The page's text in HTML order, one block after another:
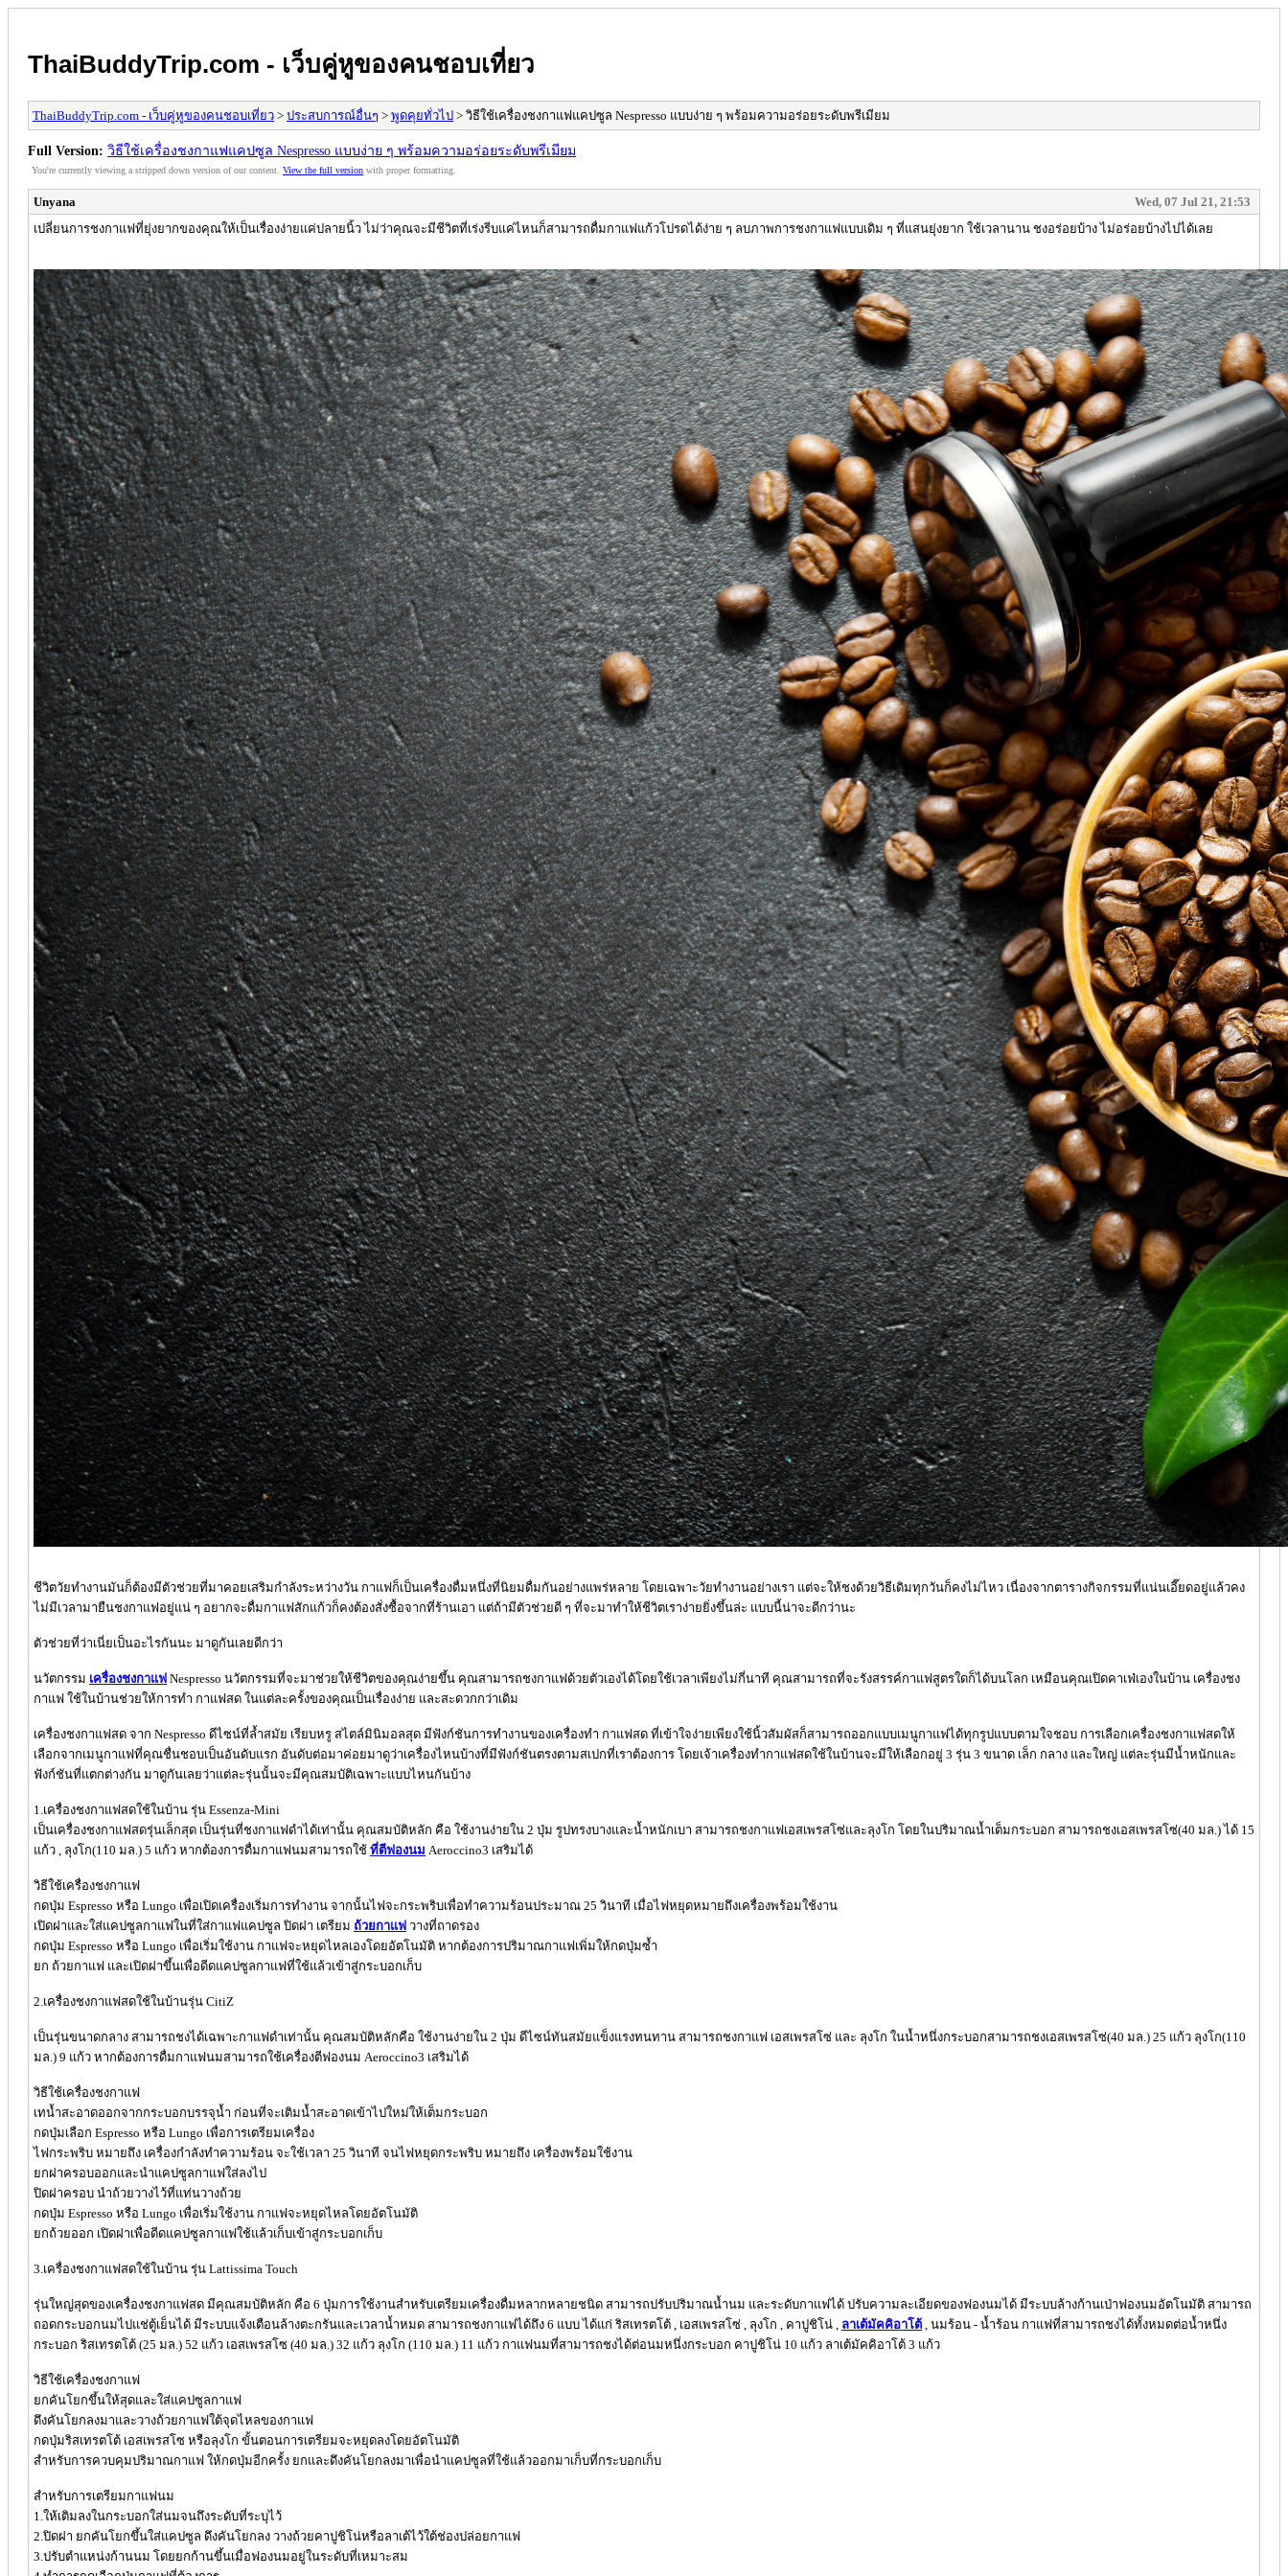
ThaiBuddyTrip.com - เว็บคู่หูของคนชอบเที่ยว
ThaiBuddyTrip.com - เว็บคู่หูของคนชอบเที่ยว > ประสบการณ์อื่นๆ > พูดคุยทั่วไป > วิธีใช้เครื่องชงกาแฟแคปซูล Nespresso แบบง่าย ๆ พร้อมความอร่อยระดับพรีเมียม
Full Version: วิธีใช้เครื่องชงกาแฟแคปซูล Nespresso แบบง่าย ๆ พร้อมความอร่อยระดับพรีเมียม
You're currently viewing a stripped down version of our content. View the full version with proper formatting.
Unyana
Wed, 07 Jul 21, 21:53
เปลี่ยนการชงกาแฟที่ยุ่งยากของคุณให้เป็นเรื่องง่ายแค่ปลายนิ้ว ไม่ว่าคุณจะมีชีวิตที่เร่งรีบแค่ไหนก็สามารถดื่มกาแฟแก้วโปรดได้ง่าย ๆ ลบภาพการชงกาแฟแบบเดิม ๆ ที่แสนยุ่งยาก ใช้เวลานาน ชงอร่อยบ้าง ไม่อร่อยบ้างไปได้เลย
ชีวิตวัยทำงานมันก็ต้องมีตัวช่วยที่มาคอยเสริมกำลังระหว่างวัน กาแฟก็เป็นเครื่องดื่มหนึ่งที่นิยมดื่มกันอย่างแพร่หลาย โดยเฉพาะวัยทำงานอย่างเรา แต่จะให้ชงด้วยวิธีเดิมทุกวันก็คงไม่ไหว เนื่องจากตารางกิจกรรมที่แน่นเอี๊ยดอยู่แล้วคง
ไม่มีเวลามายืนชงกาแฟอยู่แน่ ๆ อยากจะดื่มกาแฟสักแก้วก็คงต้องสั่งซื้อจากที่ร้านเอา แต่ถ้ามีตัวช่วยดี ๆ ที่จะมาทำให้ชีวิตเราง่ายยิ่งขึ้นล่ะ แบบนี้น่าจะดีกว่านะ
ตัวช่วยที่ว่าเนี่ยเป็นอะไรกันนะ มาดูกันเลยดีกว่า
นวัตกรรม เครื่องชงกาแฟ Nespresso นวัตกรรมที่จะมาช่วยให้ชีวิตของคุณง่ายขึ้น คุณสามารถชงกาแฟด้วยตัวเองได้โดยใช้เวลาเพียงไม่กี่นาที คุณสามารถที่จะรังสรรค์กาแฟสูตรใดก็ได้บนโลก เหมือนคุณเปิดคาเฟ่เองในบ้าน เครื่องชง
กาแฟ ใช้ในบ้านช่วยให้การทำ กาแฟสด ในแต่ละครั้งของคุณเป็นเรื่องง่าย และสะดวกกว่าเดิม
เครื่องชงกาแฟสด จาก Nespresso ดีไซน์ที่ล้ำสมัย เรียบหรู สไตล์มินิมอลสุด มีฟังก์ชันการทำงานของเครื่องทำ กาแฟสด ที่เข้าใจง่ายเพียงใช้นิ้วสัมผัสก็สามารถออกแบบเมนูกาแฟได้ทุกรูปแบบตามใจชอบ การเลือกเครื่องชงกาแฟสดให้
เลือกจากเมนูกาแฟที่คุณชื่นชอบเป็นอันดับแรก อันดับต่อมาค่อยมาดูว่าเครื่องไหนบ้างที่มีฟังก์ชันตรงตามสเปกที่เราต้องการ โดยเจ้าเครื่องทำกาแฟสดใช้ในบ้านจะมีให้เลือกอยู่ 3 รุ่น 3 ขนาด เล็ก กลาง และใหญ่ แต่ละรุ่นมีน้ำหนักและ
ฟังก์ชันที่แตกต่างกัน มาดูกันเลยว่าแต่ละรุ่นนั้นจะมีคุณสมบัติเฉพาะแบบไหนกันบ้าง
1.เครื่องชงกาแฟสดใช้ในบ้าน รุ่น Essenza-Mini
เป็นเครื่องชงกาแฟสดรุ่นเล็กสุด เป็นรุ่นที่ชงกาแฟดำได้เท่านั้น คุณสมบัติหลัก คือ ใช้งานง่ายใน 2 ปุ่ม รูปทรงบางและน้ำหนักเบา สามารถชงกาแฟเอสเพรสโซ่และลุงโก โดยในปริมาณน้ำเต็มกระบอก สามารถชงเอสเพรสโซ่(40 มล.) ได้ 15
แก้ว , ลุงโก(110 มล.) 5 แก้ว หากต้องการดื่มกาแฟนมสามารถใช้ ที่ตีฟองนม Aeroccino3 เสริมได้
วิธีใช้เครื่องชงกาแฟ
กดปุ่ม Espresso หรือ Lungo เพื่อเปิดเครื่องเริ่มการทำงาน จากนั้นไฟจะกระพริบเพื่อทำความร้อนประมาณ 25 วินาที เมื่อไฟหยุดหมายถึงเครื่องพร้อมใช้งาน
เปิดฝาและใส่แคปซูลกาแฟในที่ใส่กาแฟแคปซูล ปิดฝา เตรียม ถ้วยกาแฟ วางที่ถาดรอง
กดปุ่ม Espresso หรือ Lungo เพื่อเริ่มใช้งาน กาแฟจะหยุดไหลเองโดยอัตโนมัติ หากต้องการปริมาณกาแฟเพิ่มให้กดปุ่มซ้ำ
ยก ถ้วยกาแฟ และเปิดฝาขึ้นเพื่อดีดแคปซูลกาแฟที่ใช้แล้วเข้าสู่กระบอกเก็บ
2.เครื่องชงกาแฟสดใช้ในบ้านรุ่น CitiZ
เป็นรุ่นขนาดกลาง สามารถชงได้เฉพาะกาแฟดำเท่านั้น คุณสมบัติหลักคือ ใช้งานง่ายใน 2 ปุ่ม ดีไซน์ทันสมัยแข็งแรงทนทาน สามารถชงกาแฟ เอสเพรสโซ่ และ ลุงโก ในน้ำหนึ่งกระบอกสามารถชงเอสเพรสโซ่(40 มล.) 25 แก้ว ลุงโก(110
มล.) 9 แก้ว หากต้องการดื่มกาแฟนมสามารถใช้เครื่องตีฟองนม Aeroccino3 เสริมได้
วิธีใช้เครื่องชงกาแฟ
เทน้ำสะอาดออกจากกระบอกบรรจุน้ำ ก่อนที่จะเติมน้ำสะอาดเข้าไปใหม่ให้เต็มกระบอก
กดปุ่มเลือก Espresso หรือ Lungo เพื่อการเตรียมเครื่อง
ไฟกระพริบ หมายถึง เครื่องกำลังทำความร้อน จะใช้เวลา 25 วินาที จนไฟหยุดกระพริบ หมายถึง เครื่องพร้อมใช้งาน
ยกฝาครอบออกและนำแคปซูลกาแฟใส่ลงไป
ปิดฝาครอบ นำถ้วยวางไว้ที่แท่นวางถ้วย
กดปุ่ม Espresso หรือ Lungo เพื่อเริ่มใช้งาน กาแฟจะหยุดไหลโดยอัตโนมัติ
ยกถ้วยออก เปิดฝาเพื่อดีดแคปซูลกาแฟใช้แล้วเก็บเข้าสู่กระบอกเก็บ
3.เครื่องชงกาแฟสดใช้ในบ้าน รุ่น Lattissima Touch
รุ่นใหญ่สุดของเครื่องชงกาแฟสด มีคุณสมบัติหลัก คือ 6 ปุ่มการใช้งานสำหรับเตรียมเครื่องดื่มหลากหลายชนิด สามารถปรับปริมาณน้ำนม และระดับกาแฟได้ ปรับความละเอียดของฟองนมได้ มีระบบล้างก้านเป่าฟองนมอัตโนมัติ สามารถ
ถอดกระบอกนมไปแช่ตู้เย็นได้ มีระบบแจ้งเตือนล้างตะกรันและเวลาน้ำหมด สามารถชงกาแฟได้ถึง 6 แบบ ได้แก่ ริสเทรตโต้ , เอสเพรสโซ่ , ลุงโก , คาปูชิโน่ , ลาเต้มัคคิอาโต้ , นมร้อน - น้ำร้อน กาแฟที่สามารถชงได้ทั้งหมดต่อน้ำหนึ่ง
กระบอก ริสเทรตโต้ (25 มล.) 52 แก้ว เอสเพรสโซ (40 มล.) 32 แก้ว ลุงโก (110 มล.) 11 แก้ว กาแฟนมที่สามารถชงได้ต่อนมหนึ่งกระบอก คาปูชิโน่ 10 แก้ว ลาเต้มัคคิอาโต้ 3 แก้ว
วิธีใช้เครื่องชงกาแฟ
ยกคันโยกขึ้นให้สุดและใส่แคปซูลกาแฟ
ดึงคันโยกลงมาและวางถ้วยกาแฟใต้จุดไหลของกาแฟ
กดปุ่มริสเทรตโต้ เอสเพรสโซ หรือลุงโก ขั้นตอนการเตรียมจะหยุดลงโดยอัตโนมัติ
สำหรับการควบคุมปริมาณกาแฟ ให้กดปุ่มอีกครั้ง ยกและดึงคันโยกลงมาเพื่อนำแคปซูลที่ใช้แล้วออกมาเก็บที่กระบอกเก็บ
สำหรับการเตรียมกาแฟนม
1.ให้เติมลงในกระบอกใส่นมจนถึงระดับที่ระบุไว้
2.ปิดฝา ยกคันโยกขึ้นใส่แคปซูล ดึงคันโยกลง วางถ้วยคาปูชิโน่หรือลาเต้ไว้ใต้ช่องปล่อยกาแฟ
3.ปรับตำแหน่งก้านนม โดยยกก้านขึ้นเมื่อฟองนมอยู่ในระดับที่เหมาะสม